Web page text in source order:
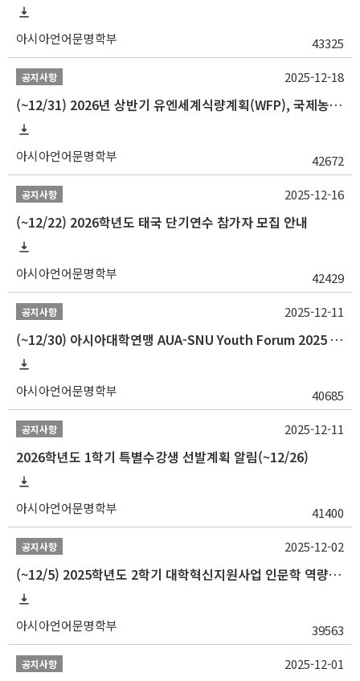
아시아언어문명학부 43325
공지사항
(~12/31) 2026년 상반기 유엔세계식량계획(WFP), 국제농업개발기금(IFAD) 및 유엔아동기금(UNICEF) 인턴십 프로그램 참가자 모집
아시아언어문명학부 42672
2025-12-18
공지사항
(~12/22) 2026학년도 태국 단기연수 참가자 모집 안내
아시아언어문명학부 42429
2025-12-16
공지사항
(~12/30) 아시아대학연맹 AUA-SNU Youth Forum 2025 참가자 선발 안내
아시아언어문명학부 40685
2025-12-11
공지사항
2026학년도 1학기 특별수강생 선발계획 알림(~12/26)
아시아언어문명학부 41400
2025-12-11
공지사항
(~12/5) 2025학년도 2학기 대학혁신지원사업 인문학 역량강화 국제학술대회 참가 경비 지원 안내(2차)
아시아언어문명학부 39563
2025-12-02
공지사항 2025-12-01